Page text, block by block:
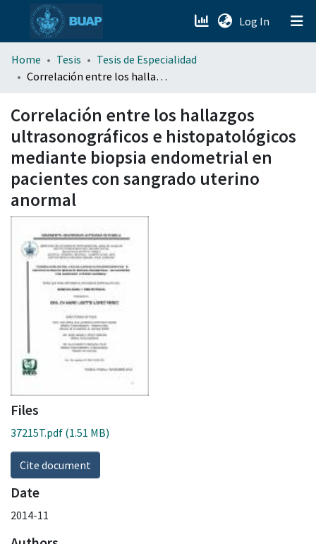
Log In (current)
menu.section.about_menu
Home Tesis
Tesis de Especialidad
Correlación entre los hallazgos ultrasonográficos e histopatológicos mediante biopsia endometrial en pacientes con sangrado uterino anormal
Correlación entre los hallazgos
ultrasonográficos e histopatológicos
mediante biopsia endometrial en
pacientes con sangrado uterino
anormal
Files
37215T.pdf (1.51 MB)
Cite document
Date
2014-11